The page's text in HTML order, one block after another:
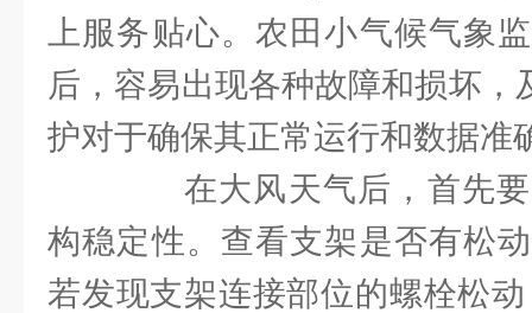
上服务贴心。农田小气候气象
后，容易出现各种故障和损坏，
护对于确保其正常运行和数据准
在大风天气后，首先要
构稳定性。查看支架是否有松
若发现支架连接部位的螺栓松